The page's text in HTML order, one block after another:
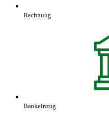
Rechnung
Bankeinzug